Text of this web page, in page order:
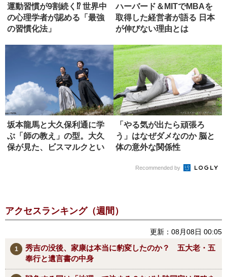
運動習慣が9割続く⁉ 世界中
の心理学者が認める「最強
の習慣化法」
ハーバード＆MITでMBAを
取得した経営者が語る 日本
が伸びない理由とは
坂本龍馬と大久保利通に学
ぶ「師の教え」の型。大久
保が見た、ビスマルクとい
「やる気が出たら頑張ろ
う」はなぜダメなのか 脳と
体の意外な関係性
Recommended by
アクセスランキング（週間）
更新：08月08日 00:05
秀吉の没後、家康は本当に豹変したのか？ 五大老・五
奉行と遺言書の中身